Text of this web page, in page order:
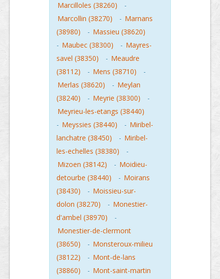
Marcilloles (38260)
-
Marcollin (38270)
- Marnans
(38980)
- Massieu (38620)
- Maubec (38300) - Mayres-
savel (38350)
- Meaudre
(38112)
- Mens (38710)
-
Merlas (38620)
- Meylan
(38240)
- Meyrie (38300)
-
Meyrieu-les-etangs (38440)
- Meyssies (38440) - Miribel-
lanchatre (38450)
- Miribel-
les-echelles (38380)
-
Mizoen (38142)
- Moidieu-
detourbe (38440)
- Moirans
(38430)
- Moissieu-sur-
dolon (38270)
- Monestier-
d'ambel (38970)
-
Monestier-de-clermont
(38650)
- Monsteroux-milieu
(38122)
- Mont-de-lans
(38860)
- Mont-saint-martin